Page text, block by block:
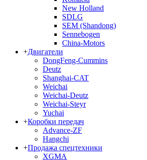
New Holland
SDLG
SEM (Shandong)
Sennebogen
China-Motors
+Двигатели
DongFeng-Cummins
Deutz
Shanghai-CAT
Weichai
Weichai-Deutz
Weichai-Steyr
Yuchai
+Коробки передач
Advance-ZF
Hangchi
+Продажа спецтехники
XGMA